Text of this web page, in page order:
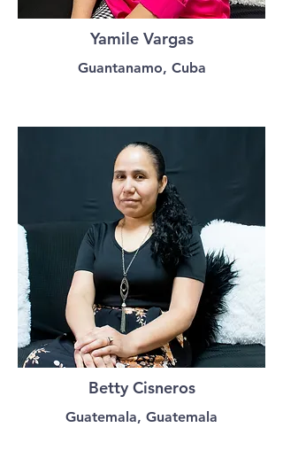
Yamile Vargas
Guantanamo, Cuba
Betty Cisneros
Guatemala, Guatemala